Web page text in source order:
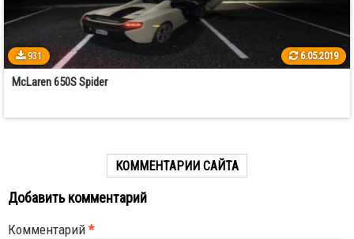
931 6.05.2019
McLaren 650S Spider
КОММЕНТАРИИ САЙТА
Добавить комментарий
Комментарий*